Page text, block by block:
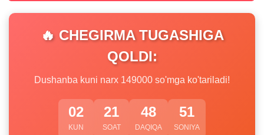
🔥 CHEGIRMA TUGASHIGA
QOLDI:
Dushanba kuni narx 149000 so'mga ko'tariladi!
02
KUN
21
SOAT
48
DAQIQA
51
SONIYA